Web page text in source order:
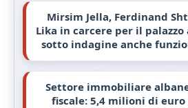
Mirsim Jella, Ferdinand
Lika in carcere per il palazzo
sotto indagine anche
Settore immobiliare
fiscale: 5,4 milioni di